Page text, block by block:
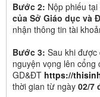
Bước 2: Nộp phiếu
của Sở Giáo dục và
nhận thông tin tài
Bước 3: Sau khi
nguyện vọng lên cổng
GD&ĐT https://
thời gian từ ngày 02/7